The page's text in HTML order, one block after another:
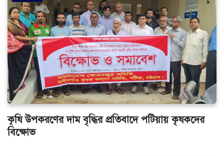
কৃষি উপকরণের দাম বৃদ্ধির প্রতিবাদে পটিয়ায় কৃষকদের
বিক্ষোভ